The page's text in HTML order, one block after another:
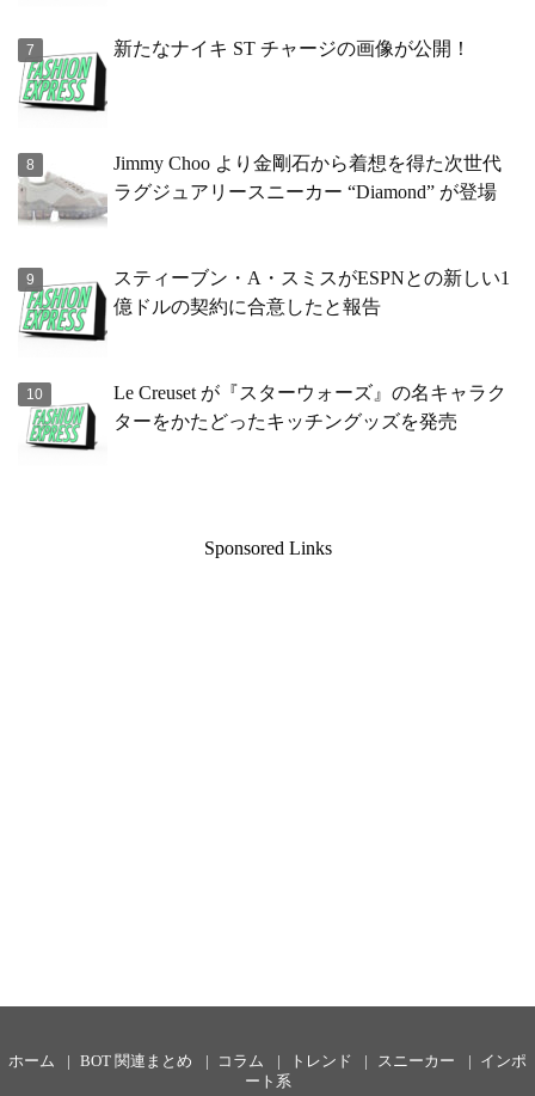
新たなナイキ ST チャージの画像が公開！
Jimmy Choo より金剛石から着想を得た次世代
ラグジュアリースニーカー “Diamond” が登場
スティーブン・A・スミスがESPNとの新しい1
億ドルの契約に合意したと報告
Le Creuset が『スターウォーズ』の名キャラク
ターをかたどったキッチングッズを発売
Sponsored Links
ホーム BOT 関連まとめ コラム トレンド スニーカー
インポ
ート系